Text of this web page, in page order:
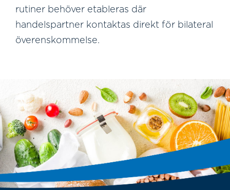
rutiner behöver etableras där
handelspartner kontaktas direkt för bilateral
överenskommelse.